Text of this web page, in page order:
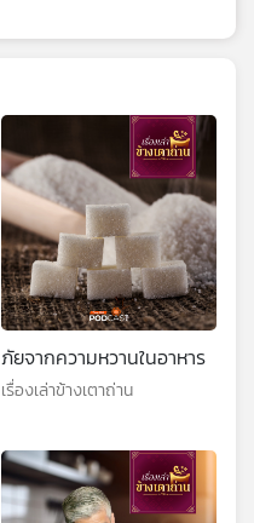
ภัยจากความหวานในอาหาร
เรื่องเล่าข้างเตาถ่าน